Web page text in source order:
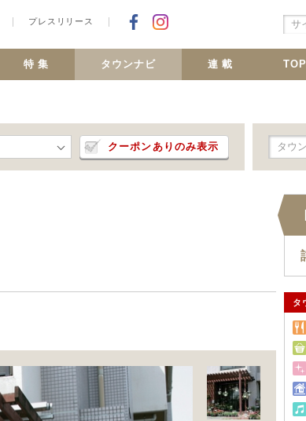
プレスリリース Facebookでシェア
特 集 タウンナビ 連 載
クーポンありのみ表示
タ